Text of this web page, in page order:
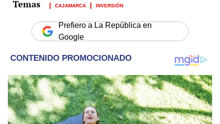
CAJAMARCA INVERSIÓN
Prefiero a La República en
Google